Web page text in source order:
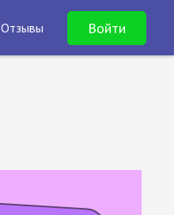
Отзывы Войти